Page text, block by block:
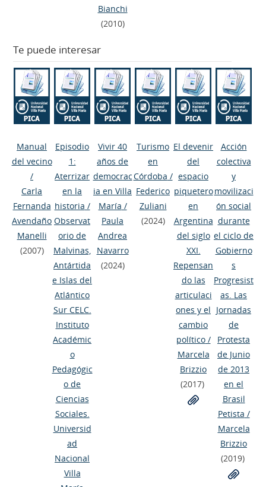
Bianchi
(2010)
Te puede interesar
Manual
del vecino
/
Carla
Fernanda
Avendaño
Manelli
(2007)
Episodio
1:
Aterrizar
en la
historia /
Observat
orio de
Malvinas,
Antártida
e Islas del
Atlántico
Sur CELC.
Instituto
Académic
o
Pedagógic
o de
Ciencias
Sociales.
Universid
ad
Nacional
Villa
Vivir 40
años de
democrac
ia en Villa
María /
Paula
Andrea
Navarro
(2024)
Turismo
en
Córdoba /
Federico
Zuliani
(2024)
El devenir
del
espacio
piquetero
en
Argentina
del siglo
XXI.
Repensan
do las
articulaci
ones y el
cambio
político/
Marcela
Brizzio
(2017)
Acción
colectiva
y
movilizaci
ón social
durante
el ciclo de
Gobierno
s
Progresist
as. Las
Jornadas
de
Protesta
de Junio
de 2013
en el
Brasil
Petista /
Marcela
Brizzio
(2019)